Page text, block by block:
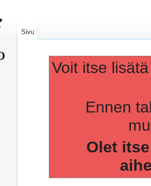
Voit itse
Ennen
Olet
Sivu